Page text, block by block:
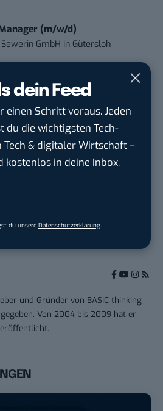
dein Feed
einen Schritt voraus. Jeden
du die wichtigsten Tech-
Tech & digitaler Wirtschaft –
kostenlos in deine Inbox.
du unsere Datenschutzerklärung
(m/w/d)
GmbH in Gütersloh
/ Content Creator
inMülheim an der Ruhr
und Gründer von BASIC thinking
Von 2004 bis 2009 hat er